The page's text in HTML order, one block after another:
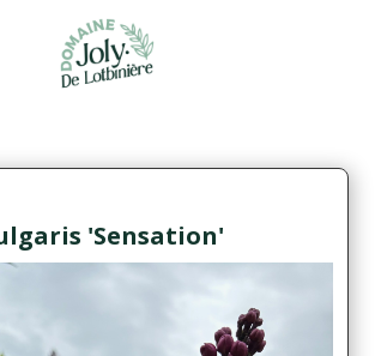
'Sensation'